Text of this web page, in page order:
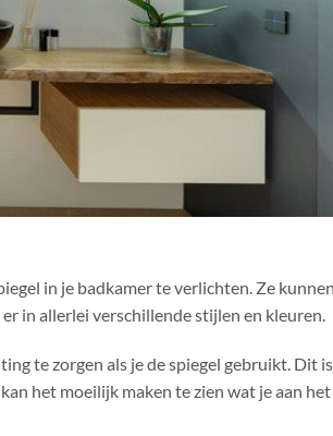
in je badkamer te verlichten. Ze kunnen
in allerlei verschillende stijlen en kleuren.
te zorgen als je de spiegel gebruikt. Dit is
het moeilijk maken te zien wat je aan